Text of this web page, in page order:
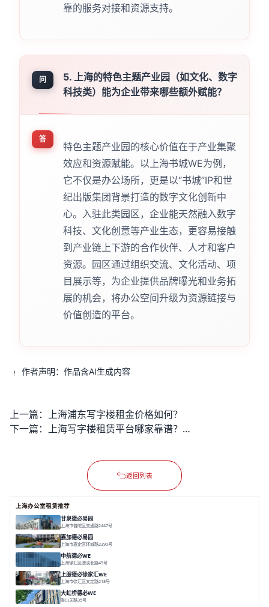
靠的服务对接和资源支持。
问
5. 上海的特色主题产业园（如文化、数字
科技类）能为企业带来哪些额外赋能？
答
特色主题产业园的核心价值在于产业集聚
效应和资源赋能。以上海书城WE为例，
它不仅是办公场所，更是以“书城”IP和世
纪出版集团背景打造的数字文化创新中
心。入驻此类园区，企业能天然融入数字
科技、文化创意等产业生态，更容易接触
到产业链上下游的合作伙伴、人才和客户
资源。园区通过组织交流、文化活动、项
目展示等，为企业提供品牌曝光和业务拓
展的机会，将办公空间升级为资源链接与
价值创造的平台。
作者声明：作品含AI生成内容
上一篇： 上海浦东写字楼租金价格如何？
下一篇：
上海写字楼租赁平台哪家靠谱？如何快速找到高性价比房源？
返回列表
上海办公室租赁推荐
甘泉德必易园
上海市普陀区交通路2447号
嘉加德必易园
上海市嘉定区环城路2390号
中航德必WE
上海徐汇区漕溪北路45号
上服德必徐家汇WE
上海市徐汇区文定路218号
大虹桥德必WE
娄山关路35号